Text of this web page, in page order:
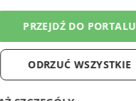
PRZEJDŹ DO PORTALU
ODRZUĆ WSZYSTKIE